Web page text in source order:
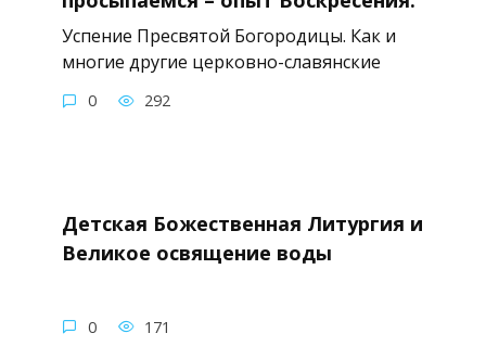
Успение Пресвятой Богородицы. Как и
многие другие церковно-славянские
0 292
Детская Божественная Литургия и
Великое освящение воды
0 171